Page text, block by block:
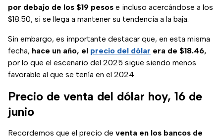
por debajo de los $19 pesos e incluso acercándose a los
$18.50, si se llega a mantener su tendencia a la baja.
Sin embargo, es importante destacar que, en esta misma
fecha, hace un año, el precio del dólar era de $18.46,
por lo que el escenario del 2025 sigue siendo menos
favorable al que se tenía en el 2024.
Precio de venta del dólar hoy, 16 de
junio
Recordemos que el precio de venta en los bancos de